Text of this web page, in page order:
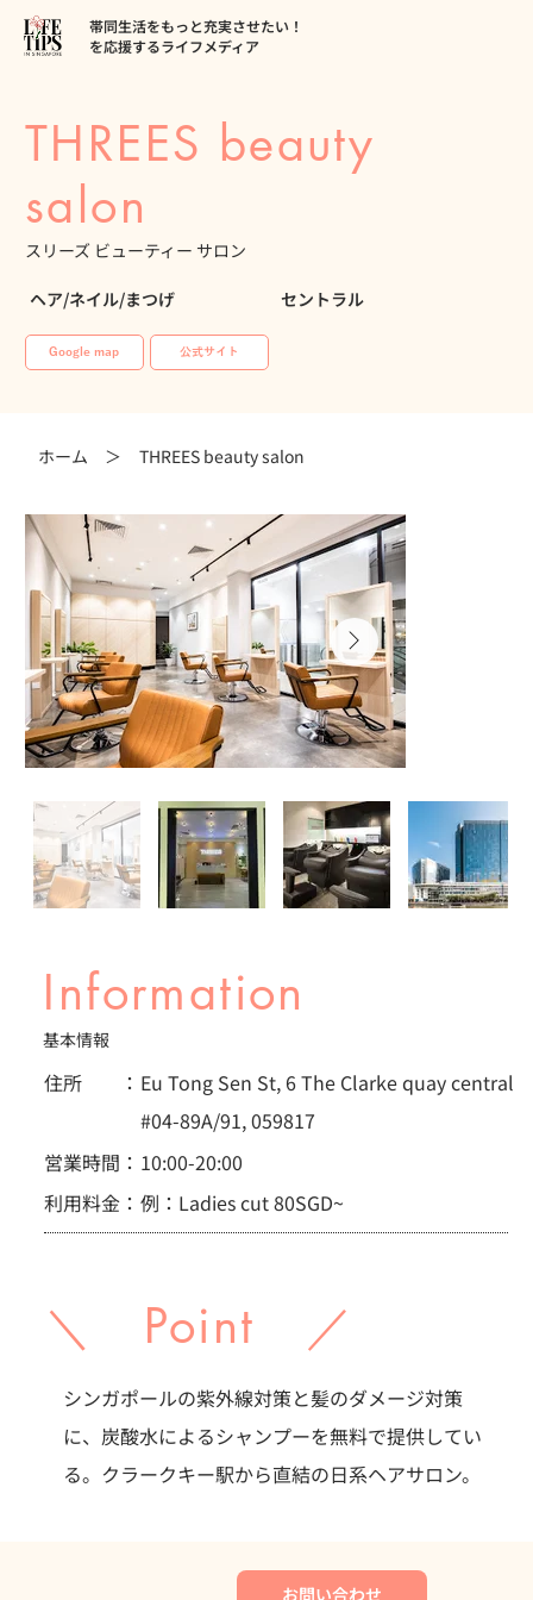
帯同生活をもっと充実させたい！
を応援するライフメディア
THREES beauty
salon
スリーズ ビューティー サロン
ヘア/ネイル/まつげ セントラル
Google map 公式サイト
ホーム ＞ THREES beauty salon
Information
基本情報
住所 ： Eu Tong Sen St, 6 The Clarke quay central
#04-89A/91, 059817
営業時間： 10:00-20:00
利用料金： 例：Ladies cut 80SGD~
＼ Point ／
シンガポールの紫外線対策と髪のダメージ対策
に、炭酸水によるシャンプーを無料で提供してい
る。クラークキー駅から直結の日系ヘアサロン。
お問い合わせ